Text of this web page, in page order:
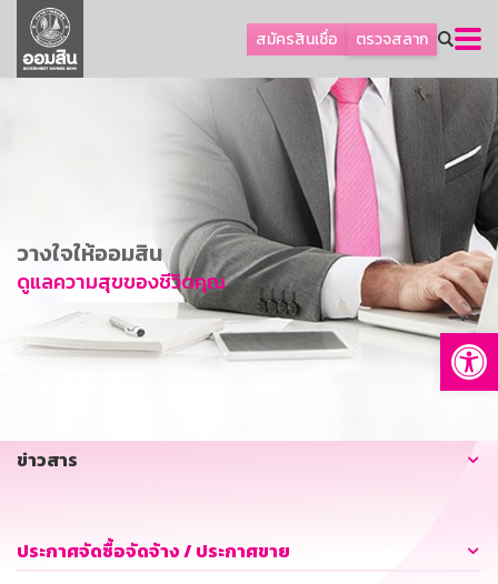
สมัครสินเชื่อ ตรวจสลาก
ลูกค้าธุรกิจ
ลูกค้าผู้ประกอบรายย่อย
การพัฒนาที่ยั่งยืน
ข่าวสาร
บริการทางการเงิน
อื่นๆ
วางใจให้ออมสิน
ดูแลความสุขของชีวิตคุณ
ข่าวสาร
ประกาศจัดซื้อจัดจ้าง / ประกาศขาย